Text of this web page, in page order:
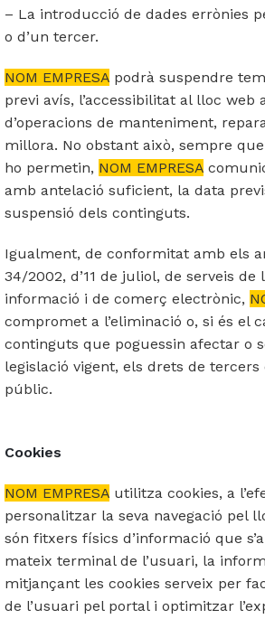
– La introducció de dades errònies
o d’un tercer.
NOM EMPRESA podrà suspendre
previ avís, l’accessibilitat al lloc web
d’operacions de manteniment,
millora. No obstant això, sempre
ho permetin, NOM EMPRESA
amb antelació suficient, la data
suspensió dels continguts.
Igualment, de conformitat amb els
34/2002, d’11 de juliol, de serveis de
informació i de comerç electrònic,
compromet a l’eliminació o, si és el
continguts que poguessin afectar o
legislació vigent, els drets de
públic.
Cookies
NOM EMPRESA utilitza cookies, a
personalitzar la seva navegació pel
són fitxers físics d’informació que
mateix terminal de l’usuari, la
mitjançant les cookies serveix per
de l’usuari pel portal i optimitzar